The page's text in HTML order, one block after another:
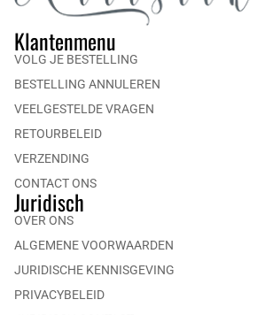
Klantenmenu
VOLG JE BESTELLING
BESTELLING ANNULEREN
VEELGESTELDE VRAGEN
RETOURBELEID
VERZENDING
CONTACT ONS
Juridisch
OVER ONS
ALGEMENE VOORWAARDEN
JURIDISCHE KENNISGEVING
PRIVACYBELEID